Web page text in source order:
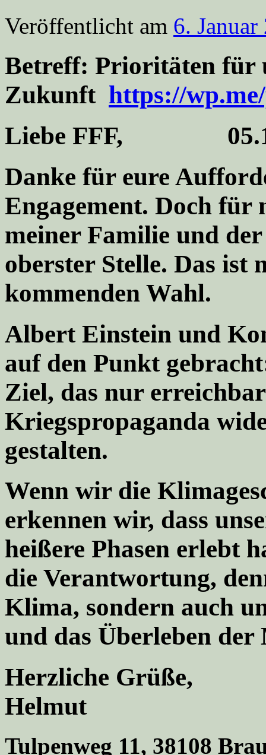
Veröffentlicht am 6. Januar
Betreff: Prioritäten für
Zukunft https://
Liebe FFF,
Danke für eure
Engagement. Doch für
meiner Familie und
oberster Stelle. Das
kommenden Wahl.
Albert Einstein und
auf den Punkt
Ziel, das nur
Kriegspropaganda
gestalten.
Wenn wir die
erkennen wir, dass
heißere Phasen erlebt
die Verantwortung,
Klima, sondern auch
und das Überleben der
Herzliche Grüße,
Helmut
Tulpenweg 11, 38108